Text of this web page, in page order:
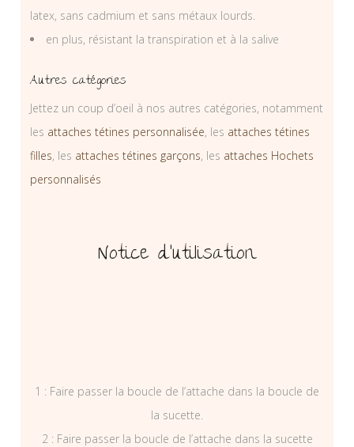
latex, sans cadmium et sans métaux lourds.
en plus, résistant la transpiration et à la salive
Autres catégories
Jettez un coup d’oeil à nos autres catégories, notamment
les attaches tétines personnalisée, les attaches tétines
filles, les attaches tétines garçons, les attaches Hochets
personnalisés
Notice d’utilisation
1 : Faire passer la boucle de l’attache dans la boucle de
la sucette.
2 : Faire passer la boucle de l’attache dans la sucette